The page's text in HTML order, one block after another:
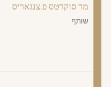
מר סוקרטס פ.צנגאריס
שותף